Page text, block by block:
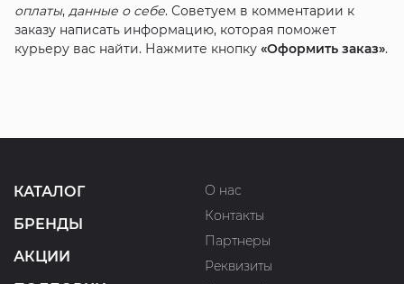
оплаты, данные о себе. Советуем в комментарии к
заказу написать информацию, которая поможет
курьеру вас найти. Нажмите кнопку «Оформить заказ».
КАТАЛОГ
БРЕНДЫ
АКЦИИ
О нас
Контакты
Партнеры
Реквизиты